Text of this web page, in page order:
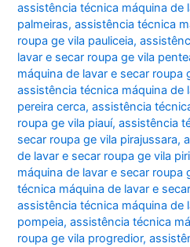
assistência técnica máquina de
palmeiras,assistência técnica
roupa ge vila pauliceia,
lavar e secar roupa ge vila
máquina de lavar e secar roupa
assistência técnica máquina de
pereira cerca,assistência
roupa ge vila piauí,assistência
secar roupa ge vila pirajussara,
de lavar e secar roupa ge vila
máquina de lavar e secar roupa
técnica máquina de lavar e
assistência técnica máquina de
pompeia,assistência técnica
roupa ge vila progredior,